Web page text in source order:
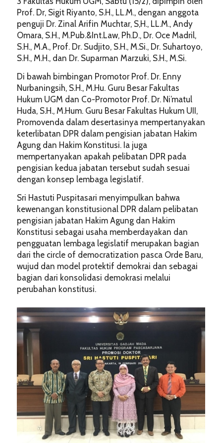
Prof. Dr, Sigit Riyanto, S.H., LL.M., dengan anggota
penguji Dr. Zinal Arifin Muchtar, S,H., LL.M., Andy
Omara, S.H., M.Pub.&Int.Law, Ph.D., Dr. Oce Madril,
S.H., M.A., Prof. Dr. Sudjito, S.H., M.Si., Dr. Suhartoyo,
S.H., M.H., dan Dr. Suparman Marzuki, S.H., M.Si.
Di bawah bimbingan Promotor Prof. Dr. Enny
Nurbaningsih, S.H., M.Hu. Guru Besar Fakultas
Hukum UGM dan Co-Promotor Prof. Dr. Ni’matul
Huda, S.H., M.Hum. Guru Besar Fakultas Hukum UII,
Promovenda dalam desertasinya mempertanyakan
keterlibatan DPR dalam pengisian jabatan Hakim
Agung dan Hakim Konstitusi. Ia juga
mempertanyakan apakah pelibatan DPR pada
pengisian kedua jabatan tersebut sudah sesuai
dengan konsep lembaga legislatif.
Sri Hastuti Puspitasari menyimpulkan bahwa
kewenangan konstitusional DPR dalam pelibatan
pengisian jabatan Hakim Agung dan Hakim
Konstitusi sebagai usaha memberdayakan dan
pengguatan lembaga legislatif merupakan bagian
dari the circle of democratization pasca Orde Baru,
wujud dan model protektif demokrai dan sebagai
bagian dari konsolidasi demokrasi melalui
perubahan konstitusi.